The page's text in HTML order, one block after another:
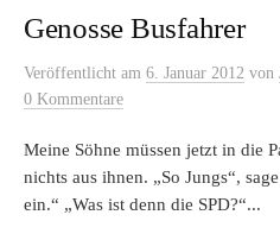
Genosse Busfahrer
Veröffentlicht am 6. Januar 2012 von
0 Kommentare
Meine Söhne müssen jetzt in die
nichts aus ihnen. „So Jungs“,
ein.“ „Was ist denn die SPD?“...